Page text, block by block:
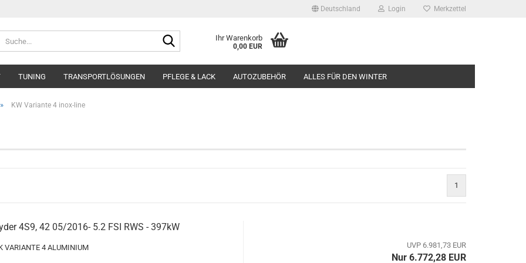
Deutschland Login Merkzettel
Ihr Warenkorb
0,00 EUR
TUNING TRANSPORTLÖSUNGEN PFLEGE & LACK AUTOZUBEHÖR ALLES FÜR DEN WINTER
» KW Variante 4 inox-line
1
4S9, 42 05/2016- 5.2 FSI RWS - 397kW
VARIANTE 4 ALUMINIUM UVP 6.981,73 EUR
Nur 6.772,28 EUR